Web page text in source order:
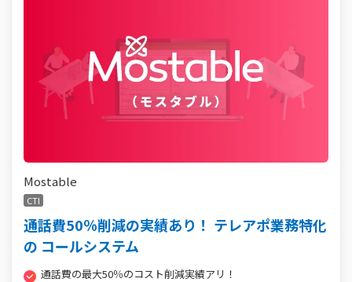
Mostable
CTI
通話費50％削減の実績あり！ テレアポ業務特化
の コールシステム
通話費の最大50％のコスト削減実績アリ！